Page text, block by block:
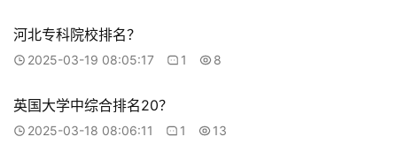
河北专科院校排名？
2025-03-19 08:05:17 1 8
英国大学中综合排名20？
2025-03-18 08:06:11 1 13